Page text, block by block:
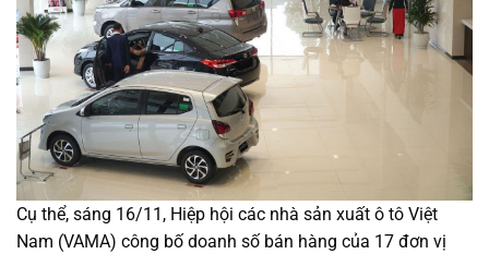
Cụ thể, sáng 16/11, Hiệp hội các nhà sản xuất ô tô Việt
Nam (VAMA) công bố doanh số bán hàng của 17 đơn vị